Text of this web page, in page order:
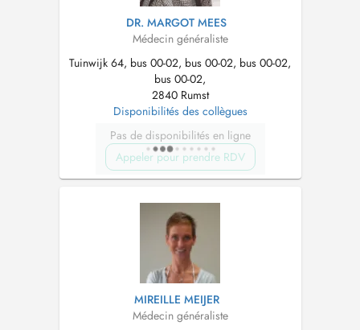
DR. MARGOT MEES
Médecin généraliste
Tuinwijk 64, bus 00-02, bus 00-02, bus 00-02,
bus 00-02,
2840 Rumst
Disponibilités des collègues
Pas de disponibilités en ligne
Appeler pour prendre RDV
MIREILLE MEIJER
Médecin généraliste